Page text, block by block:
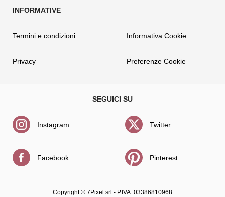
Termini e condizioni
Privacy
Informativa Cookie
Preferenze Cookie
Instagram
Facebook
Twitter
Pinterest
Copyright © 7Pixel srl - P.IVA: 03386810968